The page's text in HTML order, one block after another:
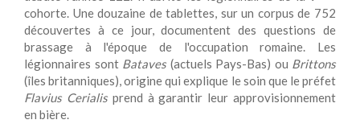
cohorte. Une douzaine de tablettes, sur un corpus de 752
découvertes à ce jour, documentent des questions de
brassage à l'époque de l'occupation romaine. Les
légionnaires sont Bataves(actuels Pays-Bas) ou Brittons
(îles britanniques), origine qui explique le soin que le préfet
Flavius Cerialisprend à garantir leur approvisionnement
en bière.